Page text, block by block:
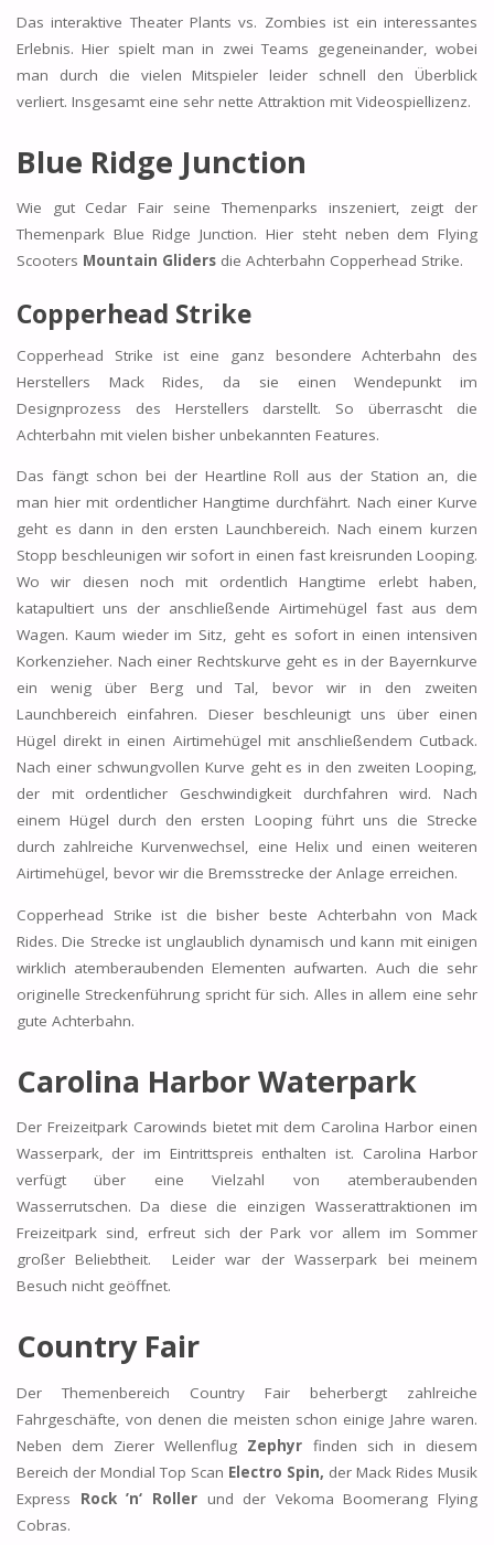
Das interaktive Theater Plants vs. Zombies ist ein interessantes
Erlebnis. Hier spielt man in zwei Teams gegeneinander, wobei
man durch die vielen Mitspieler leider schnell den Überblick
verliert. Insgesamt eine sehr nette Attraktion mit Videospiellizenz.
Blue Ridge Junction
Wie gut Cedar Fair seine Themenparks inszeniert, zeigt der
Themenpark Blue Ridge Junction. Hier steht neben dem Flying
Scooters Mountain Glidersdie Achterbahn Copperhead Strike.
Copperhead Strike
Copperhead Strike ist eine ganz besondere Achterbahn des
Herstellers Mack Rides, da sie einen Wendepunkt im
Designprozess des Herstellers darstellt. So überrascht die
Achterbahn mit vielen bisher unbekannten Features.
Das fängt schon bei der Heartline Roll aus der Station an, die
man hier mit ordentlicher Hangtime durchfährt. Nach einer Kurve
geht es dann in den ersten Launchbereich. Nach einem kurzen
Stopp beschleunigen wir sofort in einen fast kreisrunden Looping.
Wo wir diesen noch mit ordentlich Hangtime erlebt haben,
katapultiert uns der anschließende Airtimehügel fast aus dem
Wagen. Kaum wieder im Sitz, geht es sofort in einen intensiven
Korkenzieher. Nach einer Rechtskurve geht es in der Bayernkurve
ein wenig über Berg und Tal, bevor wir in den zweiten
Launchbereich einfahren. Dieser beschleunigt uns über einen
Hügel direkt in einen Airtimehügel mit anschließendem Cutback.
Nach einer schwungvollen Kurve geht es in den zweiten Looping,
der mit ordentlicher Geschwindigkeit durchfahren wird. Nach
einem Hügel durch den ersten Looping führt uns die Strecke
durch zahlreiche Kurvenwechsel, eine Helix und einen weiteren
Airtimehügel, bevor wir die Bremsstrecke der Anlage erreichen.
Copperhead Strike ist die bisher beste Achterbahn von Mack
Rides. Die Strecke ist unglaublich dynamisch und kann mit einigen
wirklich atemberaubenden Elementen aufwarten. Auch die sehr
originelle Streckenführung spricht für sich. Alles in allem eine sehr
gute Achterbahn.
Carolina Harbor Waterpark
Der Freizeitpark Carowinds bietet mit dem Carolina Harbor einen
Wasserpark, der im Eintrittspreis enthalten ist. Carolina Harbor
verfügt über eine Vielzahl von atemberaubenden
Wasserrutschen. Da diese die einzigen Wasserattraktionen im
Freizeitpark sind, erfreut sich der Park vor allem im Sommer
großer Beliebtheit. Leider war der Wasserpark bei meinem
Besuch nicht geöffnet.
Country Fair
Der Themenbereich Country Fair beherbergt zahlreiche
Fahrgeschäfte, von denen die meisten schon einige Jahre waren.
Neben dem Zierer Wellenflug Zephyr finden sich in diesem
Bereich der Mondial Top Scan Electro Spin, der Mack Rides Musik
Express Rock ’n‘ Rollerund der Vekoma Boomerang Flying
Cobras.